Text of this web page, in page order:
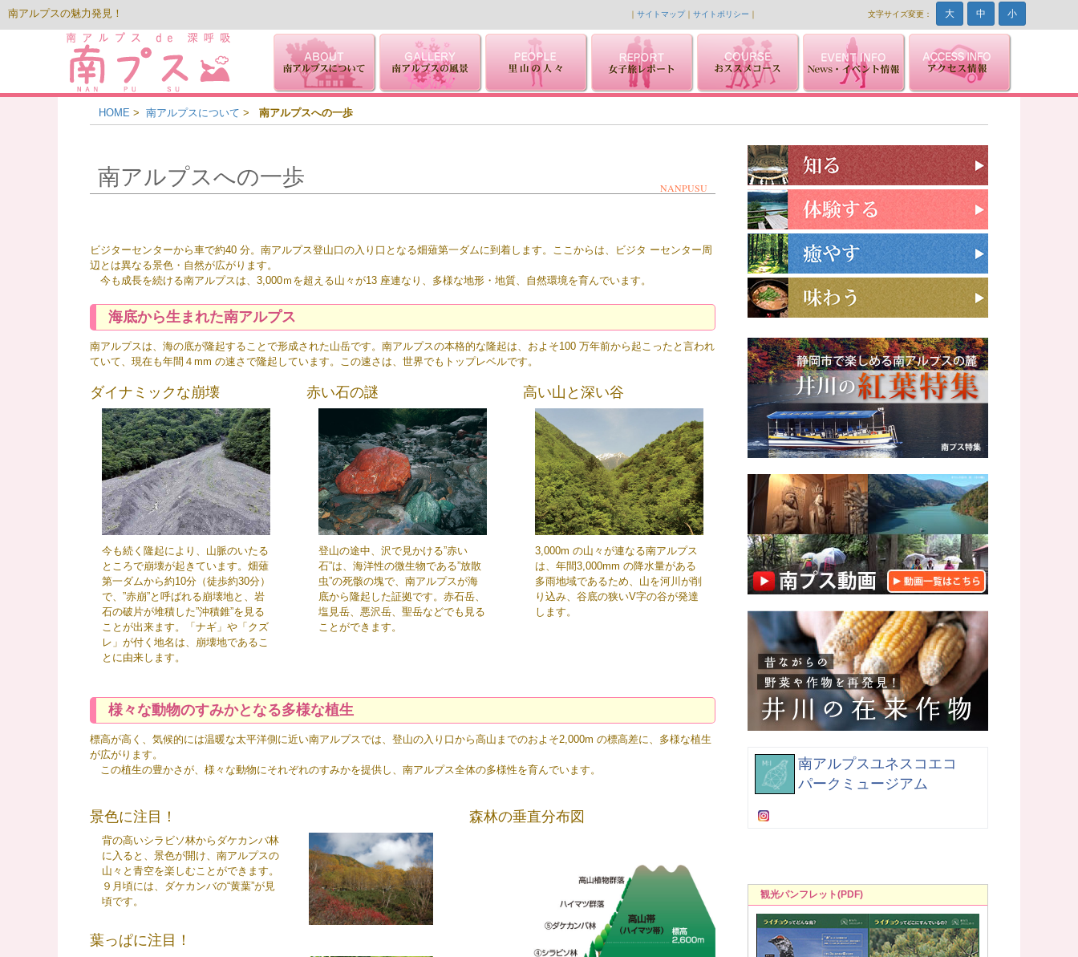
南アルプスの魅力発見！ ｜ サイトマップ｜ サイトポリシー ｜ 文字サイズ変更： 大 中 小
HOME >南アルプスについて > 南アルプスへの一歩
南アルプスへの一歩 NANPUSU
ビジターセンターから車で約40 分。南アルプス登山口の入り口となる畑薙第一ダムに到着します。ここからは、ビジタ ーセンター周
辺とは異なる景色・自然が広がります。
今も成長を続ける南アルプスは、3,000ｍを超える山々が13 座連なり、多様な地形・地質、自然環境を育んでいます。
海底から生まれた南アルプス
南アルプスは、海の底が隆起することで形成された山岳です。南アルプスの本格的な隆起は、およそ100 万年前から起こったと言われ
ていて、現在も年間４mm の速さで隆起しています。この速さは、世界でもトップレベルです。
ダイナミックな崩壊
今も続く隆起により、山脈のいたる
ところで崩壊が起きています。畑薙
第一ダムから約10分（徒歩約30分）
で、”赤崩”と呼ばれる崩壊地と、岩
石の破片が堆積した”沖積錐”を見る
ことが出来ます。「ナギ」や「クズ
レ」が付く地名は、崩壊地であるこ
とに由来します。
赤い石の謎
登山の途中、沢で見かける”赤い
石”は、海洋性の微生物である”放散
虫”の死骸の塊で、南アルプスが海
底から隆起した証拠です。赤石岳、
塩見岳、悪沢岳、聖岳などでも見る
ことができます。
高い山と深い谷
3,000m の山々が連なる南アルプス
は、年間3,000mm の降水量がある
多雨地域であるため、山を河川が削
り込み、谷底の狭いV字の谷が発達
します。
様々な動物のすみかとなる多様な植生
標高が高く、気候的には温暖な太平洋側に近い南アルプスでは、登山の入り口から高山までのおよそ2,000m の標高差に、多様な植生
が広がります。
この植生の豊かさが、様々な動物にそれぞれのすみかを提供し、南アルプス全体の多様性を育んでいます。
景色に注目！
背の高いシラビソ林からダケカンバ林
に入ると、景色が開け、南アルプスの
山々と青空を楽しむことができます。
９月頃には、ダケカンバの“黄葉”が見
頃です。
葉っぱに注目！
森林の垂直分布図
南アルプスユネスコエコ
パークミュージアム
観光パンフレット(PDF)